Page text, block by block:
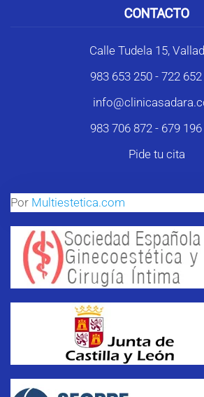
CONTACTO
Calle Tudela 15,
983 653 250- 722
983 706 872- 679
Pide tu cita
Por Multiestetica.com